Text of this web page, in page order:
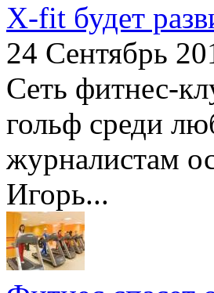
X-fit будет
24 Сентябрь
Сеть фитнес-
гольф среди
журналистам
Игорь...